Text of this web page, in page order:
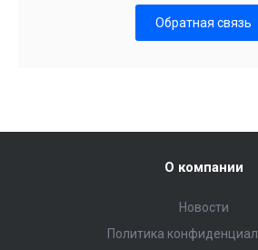
Обратная связь
О компании
Новости
Политика